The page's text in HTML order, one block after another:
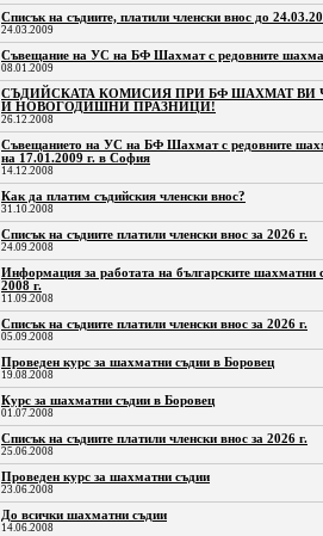
Списък на съдиите, платили членски внос до
24.03.2009
Съвещание на УС на БФ Шахмат с редовните
08.01.2009
СЪДИЙСКАТА КОМИСИЯ ПРИ БФ ШАХМАТ ВИ
И НОВОГОДИШНИ ПРАЗНИЦИ!
26.12.2008
Съвещанието на УС на БФ Шахмат с редовните
на 17.01.2009 г. в София
14.12.2008
Как да платим съдийския членски внос?
31.10.2008
Списък на съдиите платили членски внос за 2026 г.
24.09.2008
Информация за работата на българските шахматни
2008 г.
11.09.2008
Списък на съдиите платили членски внос за 2026 г.
05.09.2008
Проведен курс за шахматни съдии в Боровец
19.08.2008
Курс за шахматни съдии в Боровец
01.07.2008
Списък на съдиите платили членски внос за 2026 г.
25.06.2008
Проведен курс за шахматни съдии
23.06.2008
До всички шахматни съдии
14.06.2008